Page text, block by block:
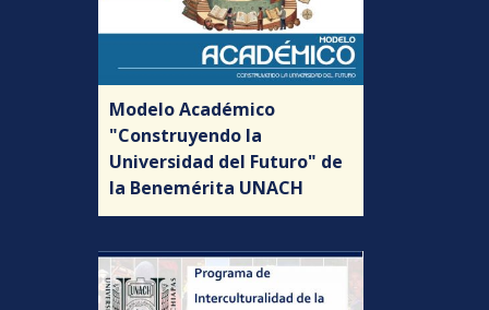
Modelo Académico
"Construyendo la
Universidad del Futuro" de
la Benemérita UNACH